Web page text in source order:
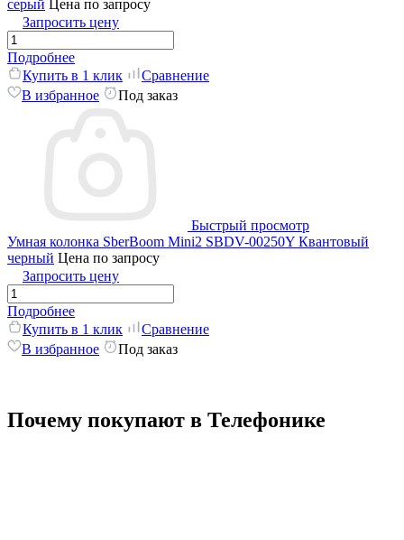
серый Цена по запросу
Запросить цену
Подробнее
Купить в 1 клик
Сравнение
В избранное
Под заказ
Быстрый просмотр
Умная колонка SberBoom Mini2 SBDV-00250Y Квантовый
черный Цена по запросу
Запросить цену
Подробнее
Купить в 1 клик
Сравнение
В избранное
Под заказ
Почему покупают в Телефонике